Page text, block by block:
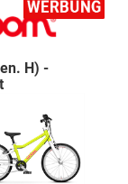
H) -